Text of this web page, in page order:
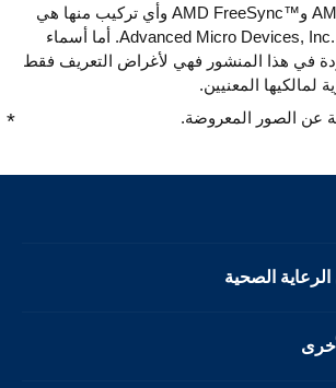
AMD وشعار AMD Arrow وAMD FreeSync™‎ وأي تركيب منها هي
علامات تجارية لشركة Advanced Micro Devices, Inc.‎. أما أسماء
في هذا المنشور فهي لأغراض التعريف فقط
لمالكيها المعنيين.
عن الصور المعروضة.
الصحية